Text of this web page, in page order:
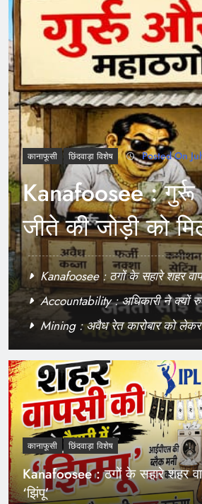
अपराध छिंदवाड़ा विशेष Posted On
Accountability :
ने क्यों रुकवाई
जांच ?
Kanafoosee : ठगों के सहारे शहर
Kanafoosee : गुर्रू और जीते की जोड़ी
Mining : अवैध रेत कारोबार को लेकर
कानाफूसी छिंदवाड़ा विशेष
Kanafoosee : ठगों के सहारे शहर
‘झिंपू’